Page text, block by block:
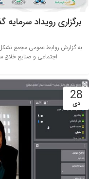
برگزاری رویداد
به گزارش روابط عمومی مجمع تشکل
اجتماعی و صنایع
28
دی